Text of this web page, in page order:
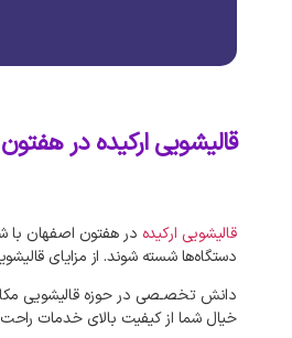
قالیشویی ارکیده در
قالیشویی ارکیده در هفتون اصفهان با
دستگاه‌هاشسته شوند. از مزایای
دانش تخصـصی در حوزه قالیشویی
خیال شما از کیفیت بالای خدمات راحت